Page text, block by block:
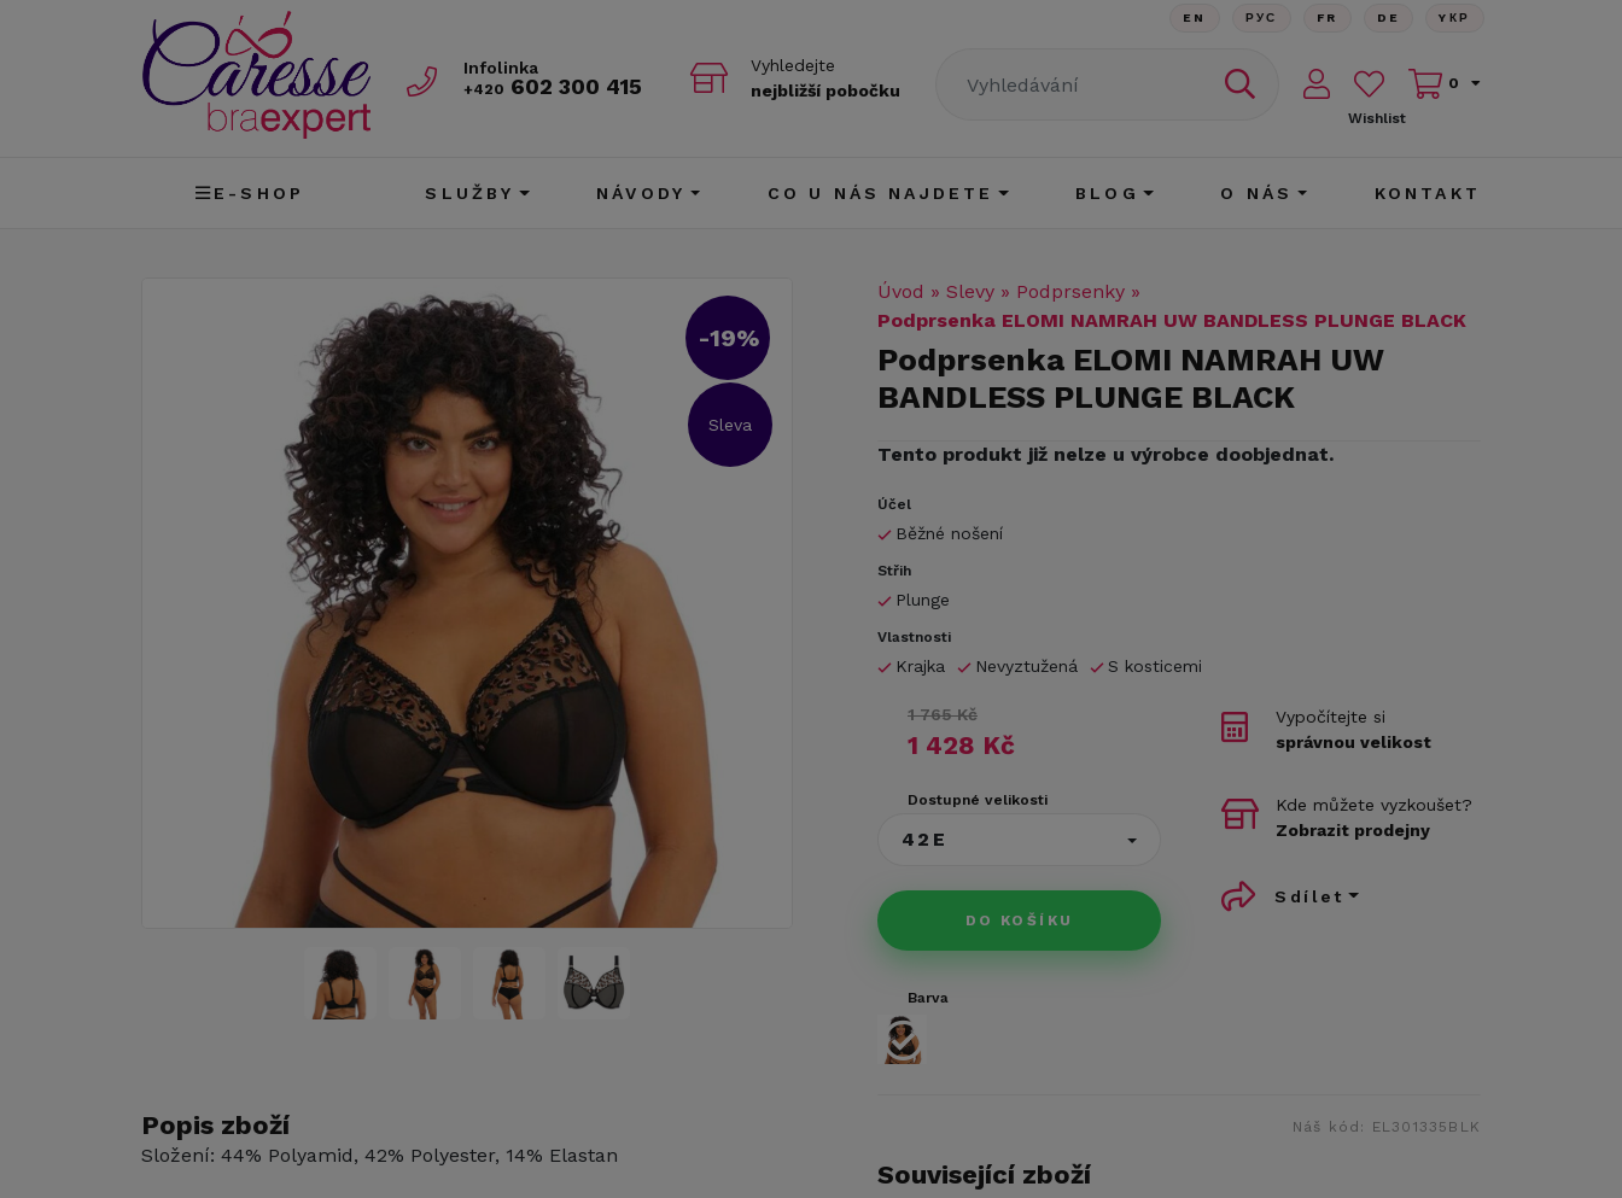
Infolinka
+420 602 300 415
Vyhledejte
nejbližší pobočku
EN РУС FR DE YКР
Wishlist
0
E-SHOP SLUŽBY NÁVODY CO U NÁS NAJDETE BLOG O NÁS KONTAKT
-19%
Sleva
Popis zboží
Složení: 44% Polyamid, 42% Polyester, 14% Elastan
Úvod » Slevy » Podprsenky »
Podprsenka ELOMI NAMRAH UW BANDLESS PLUNGE BLACK
Podprsenka ELOMI NAMRAH UW
BANDLESS PLUNGE BLACK
Tento produkt již nelze u výrobce doobjednat.
Účel
Běžné nošení
Střih
Plunge
Vlastnosti
Krajka Nevyztužená S kosticemi
1 765 Kč
1 428 Kč
Dostupné velikosti
42E
DO KOŠÍKU
Vypočítejte si
správnou velikost
Kde můžete vyzkoušet?
Zobrazit prodejny
Sdílet
Barva
Náš kód: EL301335BLK
Související zboží